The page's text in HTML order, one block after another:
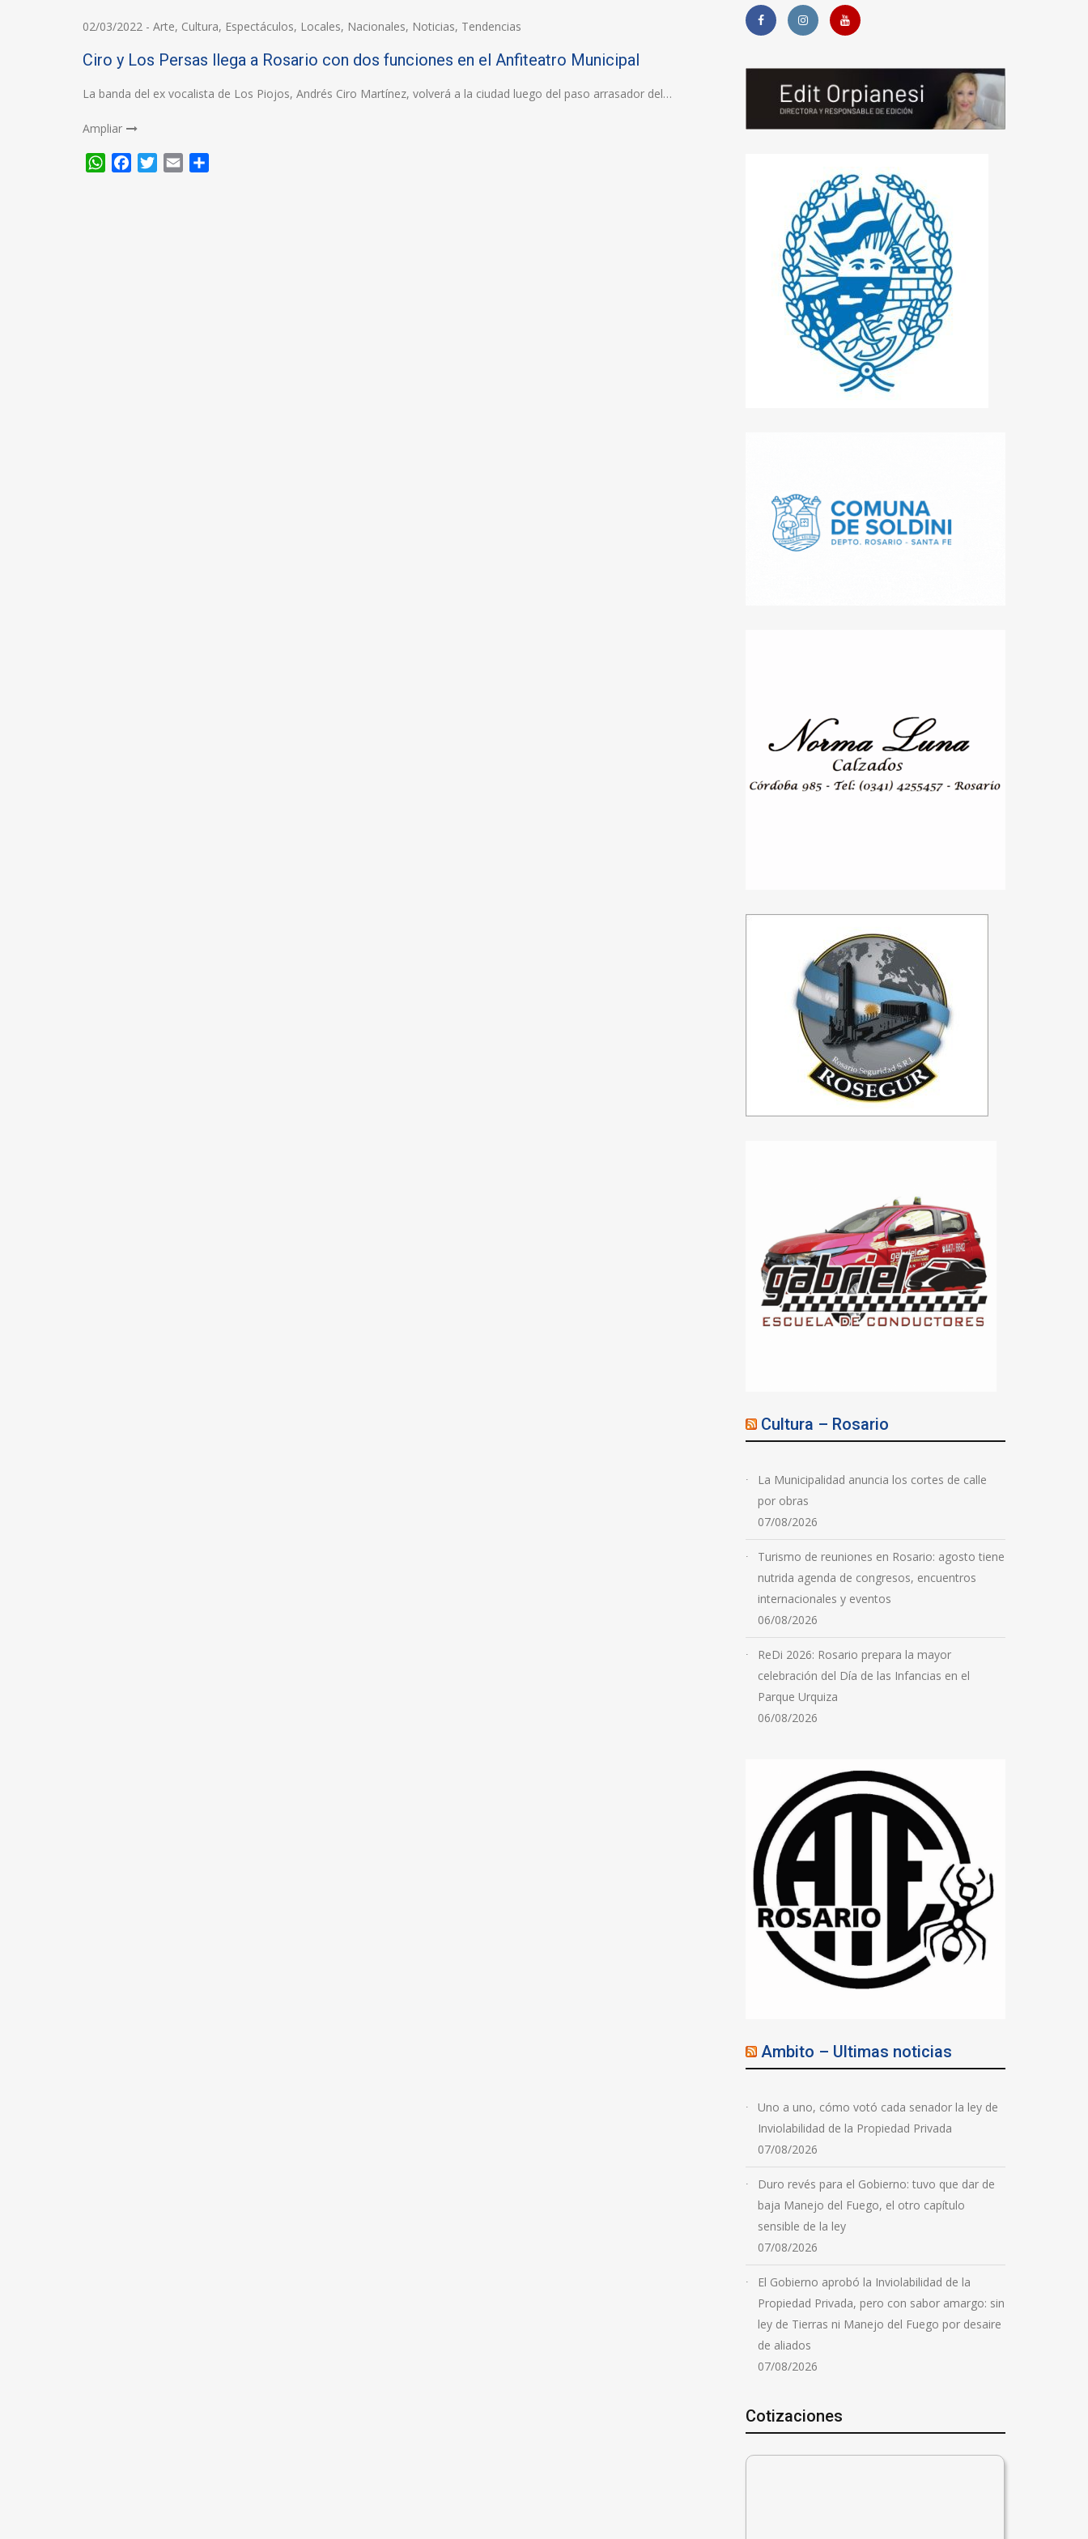
02/03/2022 - Arte, Cultura, Espectáculos, Locales, Nacionales, Noticias, Tendencias
Ciro y Los Persas llega a Rosario con dos funciones en el Anfiteatro Municipal
La banda del ex vocalista de Los Piojos, Andrés Ciro Martínez, volverá a la ciudad luego del paso arrasador del…
Ampliar
WhatsApp
FacebookTwitter
Email
Cultura – Rosario
La Municipalidad anuncia los cortes de calle
por obras
07/08/2026
Turismo de reuniones en Rosario: agosto tiene
nutrida agenda de congresos, encuentros
internacionales y eventos
06/08/2026
ReDi 2026: Rosario prepara la mayor
celebración del Día de las Infancias en el
Parque Urquiza
06/08/2026
Ambito – Ultimas noticias
Uno a uno, cómo votó cada senador la ley de
Inviolabilidad de la Propiedad Privada
07/08/2026
Duro revés para el Gobierno: tuvo que dar de
baja Manejo del Fuego, el otro capítulo
sensible de la ley
07/08/2026
El Gobierno aprobó la Inviolabilidad de la
Propiedad Privada, pero con sabor amargo: sin
ley de Tierras ni Manejo del Fuego por desaire
de aliados
07/08/2026
Cotizaciones